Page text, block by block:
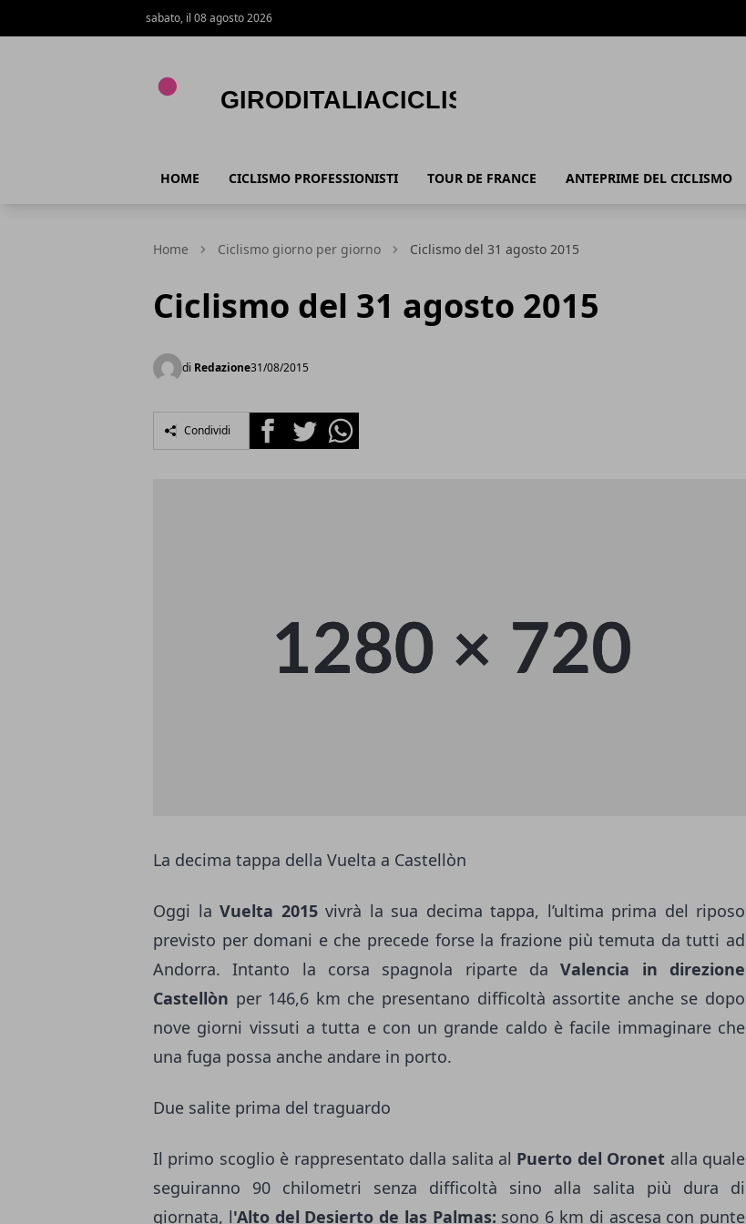
sabato, il 08 agosto 2026
HOME CICLISMO PROFESSIONISTI TOUR DE FRANCE ANTEPRIME DEL CICLISMO
Home Ciclismo giorno per giorno Ciclismo del 31 agosto 2015
Ciclismo del 31 agosto 2015
di Redazione31/08/2015
Condividi FacebookTwitterWhatsapp
La decima tappa della Vuelta a Castellòn
Oggi la Vuelta 2015vivrà la sua decima tappa, l’ultima prima del riposo
previsto per domani e che precede forse la frazione più temuta da tutti ad
Andorra. Intanto la corsa spagnola riparte daValencia in direzione
Castellòn per 146,6 km che presentano difficoltà assortite anche se dopo
nove giorni vissuti a tutta e con un grande caldo è facile immaginare che
una fuga possa anche andare in porto.
Due salite prima del traguardo
Il primo scoglio è rappresentato dalla salita al Puerto del Oronet alla quale
seguiranno 90 chilometri senza difficoltà sino alla salita più dura di
giornata, l'Alto del Desierto de las Palmas: sono 6 km di ascesa con punte